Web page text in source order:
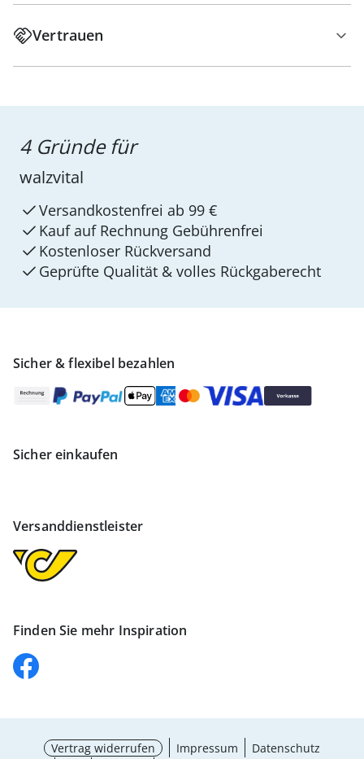
Vertrauen
Sicher & flexibel bezahlen
Sicher einkaufen
Versanddienstleister
Finden Sie mehr Inspiration
4 Gründe für
walzvital
Versandkostenfrei ab 99 €
Kauf auf Rechnung Gebührenfrei
Kostenloser Rückversand
Geprüfte Qualität & volles Rückgaberecht
Vertrag widerrufen Impressum
Datenschutz